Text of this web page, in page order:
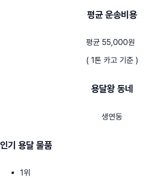
평균 운송비용
평균 55,000원
( 1톤 카고 기준 )
용달왕 동네
생연동
인기 용달 물품
1위